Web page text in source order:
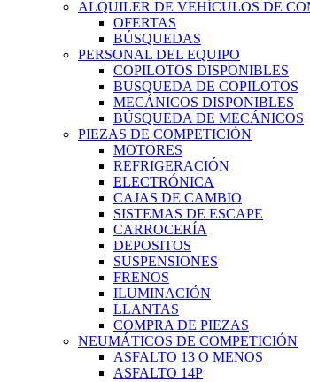
ALQUILER DE VEHÍCULOS DE
OFERTAS
BÚSQUEDAS
PERSONAL DEL EQUIPO
COPILOTOS DISPONIBLES
BUSQUEDA DE COPILOTOS
MECÁNICOS DISPONIBLES
BÚSQUEDA DE MECÁNICOS
PIEZAS DE COMPETICIÓN
MOTORES
REFRIGERACIÓN
ELECTRÓNICA
CAJAS DE CAMBIO
SISTEMAS DE ESCAPE
CARROCERÍA
DEPOSITOS
SUSPENSIONES
FRENOS
ILUMINACIÓN
LLANTAS
COMPRA DE PIEZAS
NEUMÁTICOS DE COMPETICIÓN
ASFALTO 13 O MENOS
ASFALTO 14P